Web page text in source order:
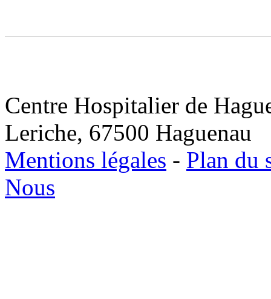
Centre Hospitalier de
Leriche, 67500 Haguenau
Mentions légales - Plan du
Nous